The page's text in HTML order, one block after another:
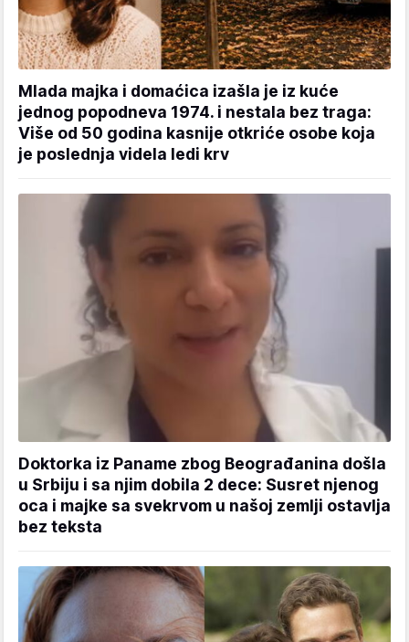
Mlada majka i domaćica izašla je iz kuće
jednog popodneva 1974. i nestala bez traga:
Više od 50 godina kasnije otkriće osobe koja
je poslednja videla ledi krv
Doktorka iz Paname zbog Beograđanina došla
u Srbiju i sa njim dobila 2 dece: Susret njenog
oca i majke sa svekrvom u našoj zemlji ostavlja
bez teksta